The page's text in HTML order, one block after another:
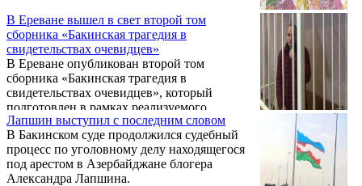
В Ереване вышел в свет второй том
сборника «Бакинская трагедия в
свидетельствах очевидцев»
В Ереване опубликован второй том
сборника «Бакинская трагедия в
свидетельствах очевидцев», который
подготовлен в рамках реализуемого
Центром информации и общественных
связей аппарата президента Армении
проекта «Обыкновенный геноцид».
Лапшин выступил с последним словом
В Бакинском суде продолжился судебный
процесс по уголовному делу находящегося
под арестом в Азербайджане блогера
Александра Лапшина.